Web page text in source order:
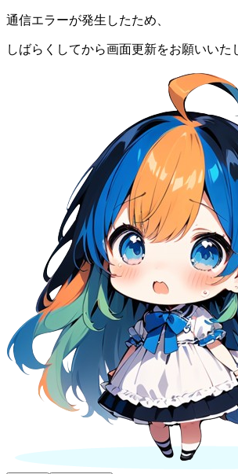
通信エラーが発生したため、
しばらくしてから画面更新をお願いいた